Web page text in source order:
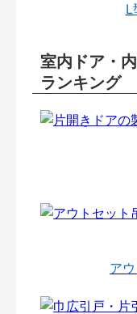
L
室内ドア・
ランキング
ア